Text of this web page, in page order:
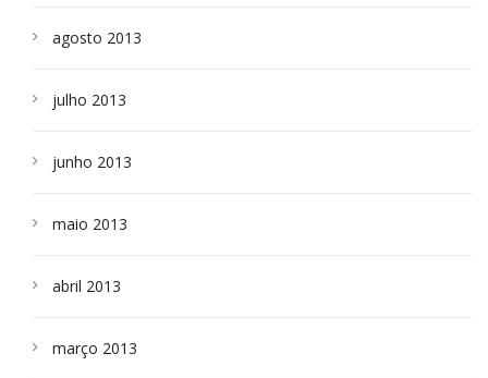
agosto 2013
julho 2013
junho 2013
maio 2013
abril 2013
março 2013